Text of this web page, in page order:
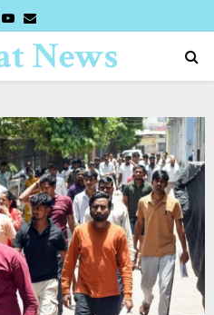
YOUTUBE
EMAIL
News